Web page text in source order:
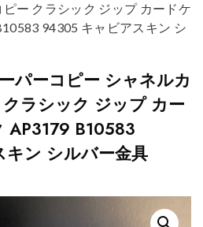
ー クラシック ジップ カードケ
94305 キャビアスキン シ
パーコピー シャネルカ
ラシック ジップ カー
AP3179 B10583
ン シルバー金具